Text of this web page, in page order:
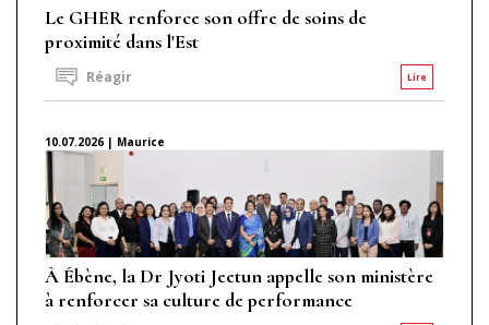
Le GHER renforce son offre de soins de
proximité dans l'Est
Lire
Réagir
10.07.2026 | Maurice
À Ébène, la Dr Jyoti Jeetun appelle son ministère
à renforcer sa culture de performance